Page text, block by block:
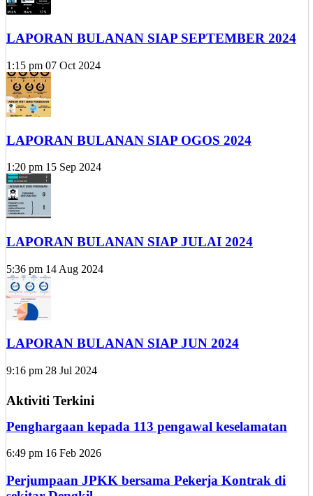
LAPORAN BULANAN SIAP SEPTEMBER 2024
1:15 pm 07 Oct 2024
LAPORAN BULANAN SIAP OGOS 2024
1:20 pm 15 Sep 2024
LAPORAN BULANAN SIAP JULAI 2024
5:36 pm 14 Aug 2024
LAPORAN BULANAN SIAP JUN 2024
9:16 pm 28 Jul 2024
Aktiviti Terkini
Penghargaan kepada 113 pengawal keselamatan
6:49 pm 16 Feb 2026
Perjumpaan JPKK bersama Pekerja Kontrak di